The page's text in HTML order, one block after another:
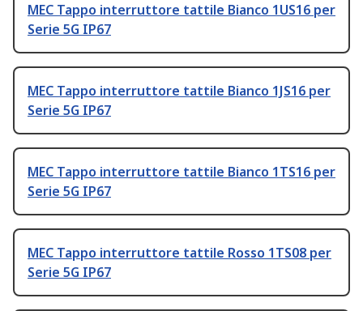
MEC Tappo interruttore tattile Bianco 1US16 per
Serie 5G IP67
MEC Tappo interruttore tattile Bianco 1JS16 per
Serie 5G IP67
MEC Tappo interruttore tattile Bianco 1TS16 per
Serie 5G IP67
MEC Tappo interruttore tattile Rosso 1TS08 per
Serie 5G IP67